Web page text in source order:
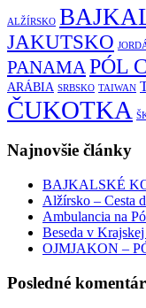
ALŽÍRSKO
JAKUTSKO
PANAMA PÓL
ARÁBIA SRBSKO TAIWAN
ČUKOTKA
Najnovšie články
BAJKALSKÉ
Alžírsko – Cesta
Ambulancia na
Beseda v
OJMJAKON –
Posledné